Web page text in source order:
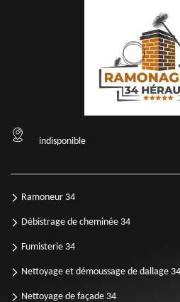
indisponible
Ramoneur 34
Débistrage de cheminée 34
Fumisterie 34
Nettoyage et démoussage de dallage 34
Nettoyage de façade 34